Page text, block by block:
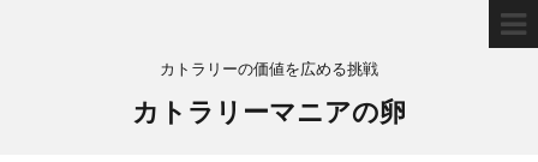
カトラリーの価値を広める挑戦
カトラリーマニアの卵